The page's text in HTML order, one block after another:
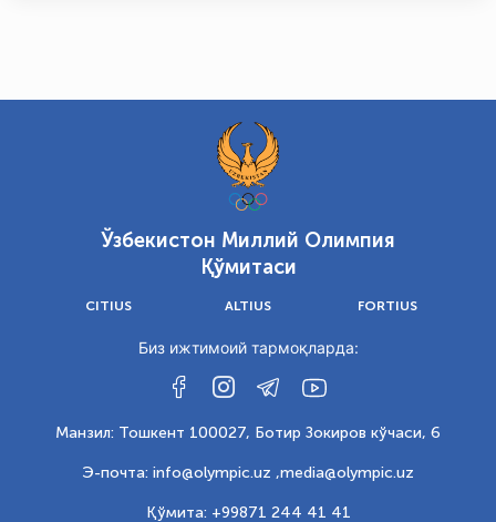
Ўзбекистон Миллий Олимпия
Қўмитаси
CITIUS ALTIUS FORTIUS
Биз ижтимоий тармоқларда:
Манзил: Тошкент 100027, Ботир Зокиров кўчаси, 6
Э-почта: info@olympic.uz ,media@olympic.uz
Қўмита: +99871 244 41 41